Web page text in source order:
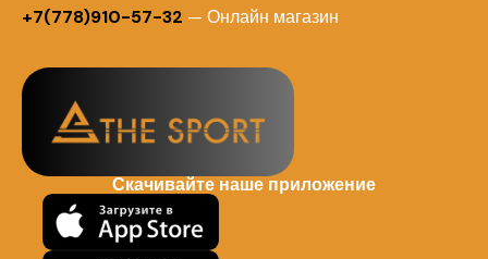
+7(778)910-57-32 — Онлайн магазин
Скачивайте наше приложение